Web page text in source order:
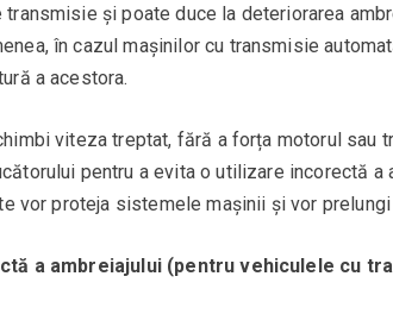
și poate duce la deteriorarea
în cazul mașinilor cu transmisie
a acestora.
viteza treptat, fără a forța motorul sau
pentru a evita o utilizare incorectă
vor proteja sistemele mașinii și vor
a ambreiajului (pentru vehiculele cu